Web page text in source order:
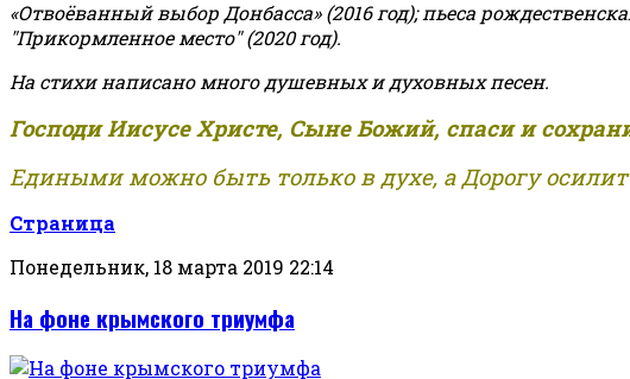
«Отвоёванный выбор Донбасса» (2016 год); пьеса
"Прикормленное место" (2020 год).
На стихи написано много душевных и духовных песен.
Господи Иисусе Христе, Сыне Божий, спаси и
Едиными можно быть только в духе, а Дорогу
Страница
Понедельник, 18 марта 2019 22:14
На фоне крымского триумфа